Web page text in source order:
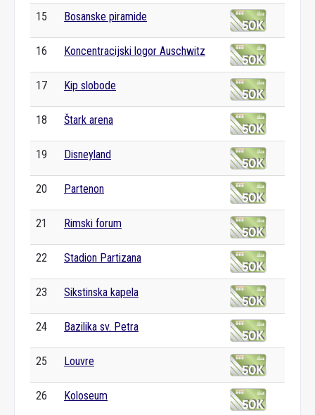
15 Bosanske piramide
16 Koncentracijski logor Auschwitz
17 Kip slobode
18 Štark arena
19 Disneyland
20 Partenon
21 Rimski forum
22 Stadion Partizana
23 Sikstinska kapela
24 Bazilika sv. Petra
25 Louvre
26 Koloseum